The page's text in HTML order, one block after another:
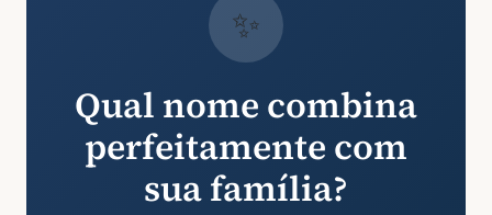
✨
Qual nome combina
perfeitamente com
sua família?